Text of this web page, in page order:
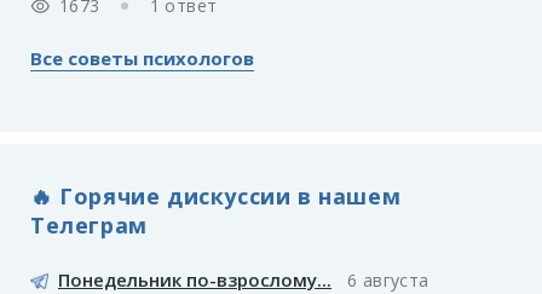
1673 1 ответ
Все советы психологов
🔥 Горячие дискуссии в нашем
Телеграм
Понедельник по-взрослому... 6 августа